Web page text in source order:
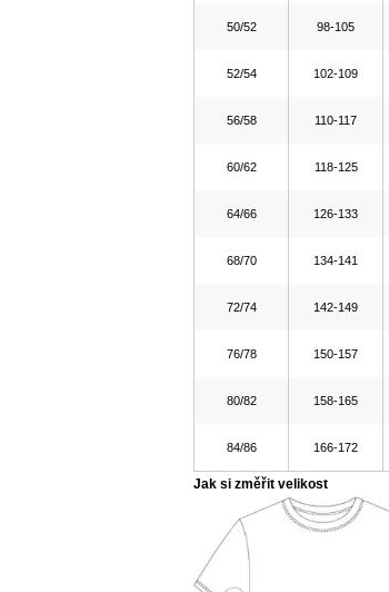
50/52 98-105
52/54 102-109
56/58 110-117
60/62 118-125
64/66 126-133
68/70 134-141
72/74 142-149
76/78 150-157
80/82 158-165
84/86 166-172
Jak si změřit velikost